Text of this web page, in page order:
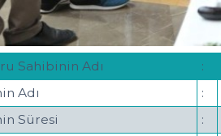
Sahibinin Adı :
Adı
:
Süresi
: